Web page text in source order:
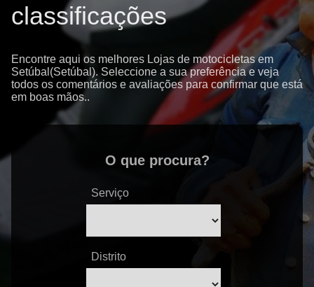
classificações
Encontre aqui os melhores Lojas de motocicletas em
Setúbal(Setúbal). Seleccione a sua preferência e veja
todos os comentários e avaliações para confirmar que está
em boas mãos..
O que procura?
Serviço
Distrito